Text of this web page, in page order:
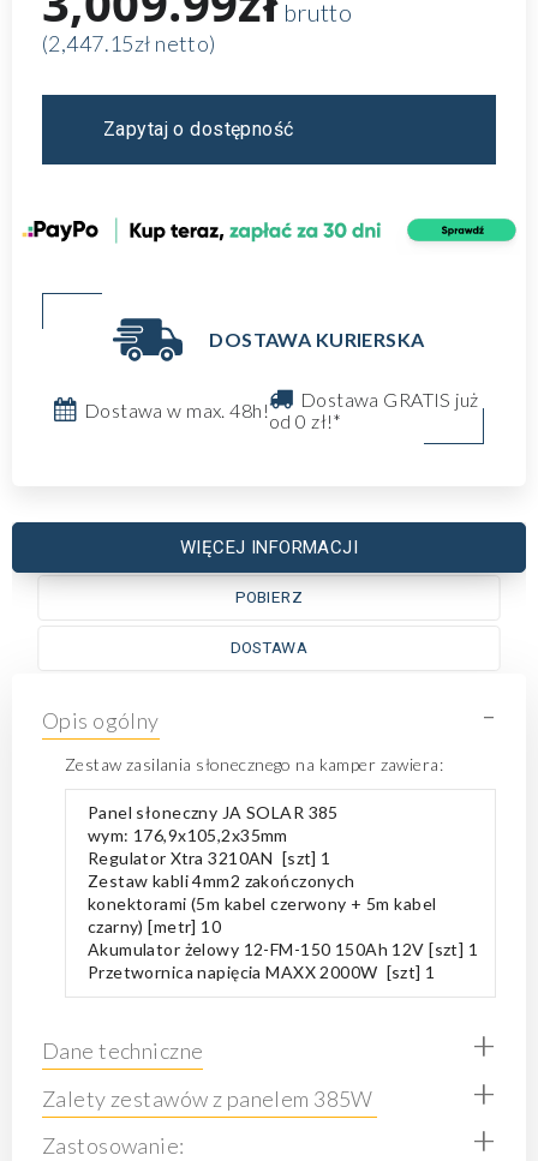
brutto
(2,447.15zł netto)
Zapytaj o dostępność
DOSTAWA KURIERSKA
Dostawa w max. 48h!
Dostawa GRATIS już
od 0 zł!*
WIĘCEJ INFORMACJI
POBIERZ
DOSTAWA
Opis ogólny -
Zestaw zasilania słonecznego na kamper zawiera:
Panel słoneczny JA SOLAR 385
wym: 176,9x105,2x35mm
Regulator Xtra 3210AN [szt] 1
Zestaw kabli 4mm2 zakończonych
konektorami (5m kabel czerwony + 5m kabel
czarny) [metr] 10
Akumulator żelowy 12-FM-150 150Ah 12V [szt] 1
Przetwornica napięciaMAXX 2000W [szt] 1
Dane techniczne +
Zalety zestawów z panelem 385W +
Zastosowanie: +